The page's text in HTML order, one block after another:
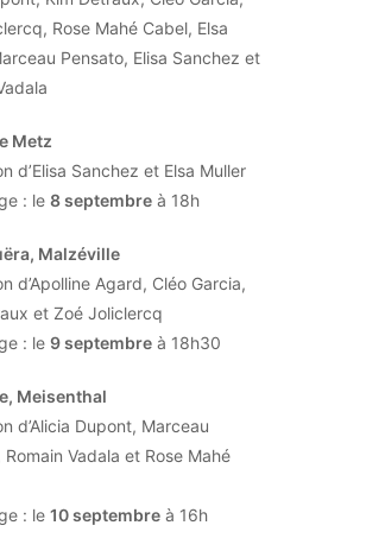
Rose Mahé Cabel, Elsa
Pensato, Elisa Sanchez et
Metz
d’Elisa Sanchez et Elsa Muller
: le 8 septembre à 18h
Malzéville
d’Apolline Agard, Cléo Garcia,
et Zoé Joliclercq
: le 9 septembre à 18h30
Meisenthal
d’Alicia Dupont, Marceau
Romain Vadala et Rose Mahé
: le 10 septembre à 16h